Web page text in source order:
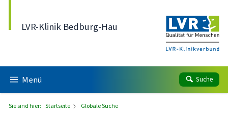
LVR-Klinik Bedburg-Hau
Menü Suche
Sie sind hier: Startseite Globale Suche